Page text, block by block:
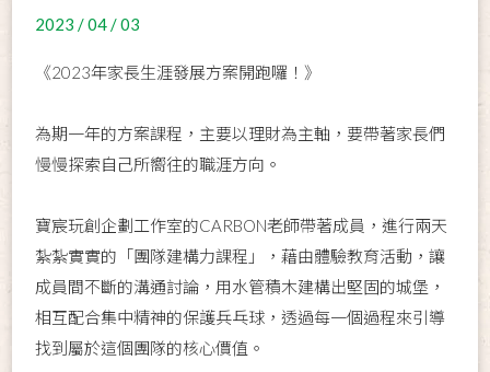
2023 / 04 / 03
《2023年家長生涯發展方案開跑囉！》
為期一年的方案課程，主要以理財為主軸，要帶著家長們
慢慢探索自己所嚮往的職涯方向。
寶宸玩創企劃工作室的CARBON老師帶著成員，進行兩天
紮紮實實的「團隊建構力課程」，藉由體驗教育活動，讓
成員間不斷的溝通討論，用水管積木建構出堅固的城堡，
相互配合集中精神的保護兵乓球，透過每一個過程來引導
找到屬於這個團隊的核心價值。